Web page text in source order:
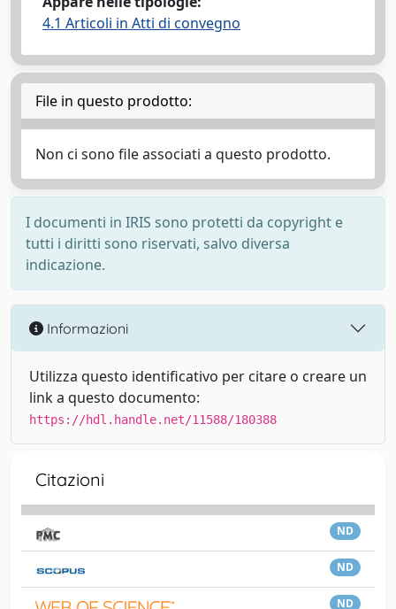
4.1 Articoli in Atti di convegno
File in questo prodotto:
Non ci sono file associati a questo prodotto.
I documenti in IRIS sono protetti da copyright e
tutti i diritti sono riservati, salvo diversa
indicazione.
Informazioni
Utilizza questo identificativo per citare o creare un
link a questo documento:
https://hdl.handle.net/11588/180388
Citazioni
ND
ND
ND